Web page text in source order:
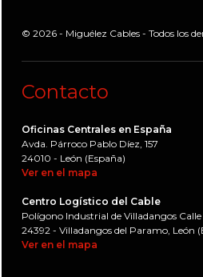
© 2026 - Miguélez Cables - Todos los
Contacto
Oficinas Centrales en España
Avda. Párroco Pablo Díez, 157
24010 - León (España)
Ver en el mapa
Centro Logístico del Cable
Polígono Industrial de Villadangos Calle
24392 - Villadangos del Paramo, León
Ver en el mapa